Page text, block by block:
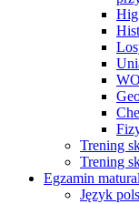
Trening
Trening
Egzamin
Język